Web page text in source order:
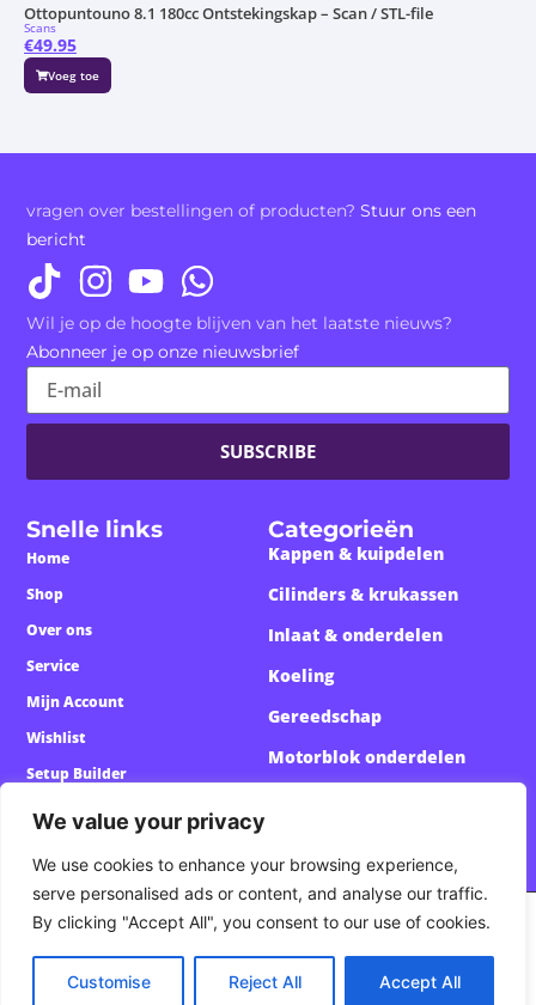
We value your privacy
We use cookies to enhance your browsing experience,
serve personalised ads or content, and analyse our traffic.
By clicking "Accept All", you consent to our use of cookies.
Customise Reject All Accept All
Ottopuntouno 8.1 180cc Ontstekingskap – Scan / STL-file
Scans
Voeg toe
€49.95
Snelle links
Home
Shop
Over ons
Service
Mijn Account
Wishlist
Setup Builder
Categorieën
Kappen & kuipdelen
Cilinders & krukassen
Inlaat & onderdelen
Koeling
Gereedschap
Motorblok onderdelen
vragen over bestellingen of producten?Stuur ons een
bericht
Wil je op de hoogte blijven van het laatste nieuws?
Abonneer je op onze nieuwsbrief
SUBSCRIBE
© 2026 UDefine All Rights Reserved